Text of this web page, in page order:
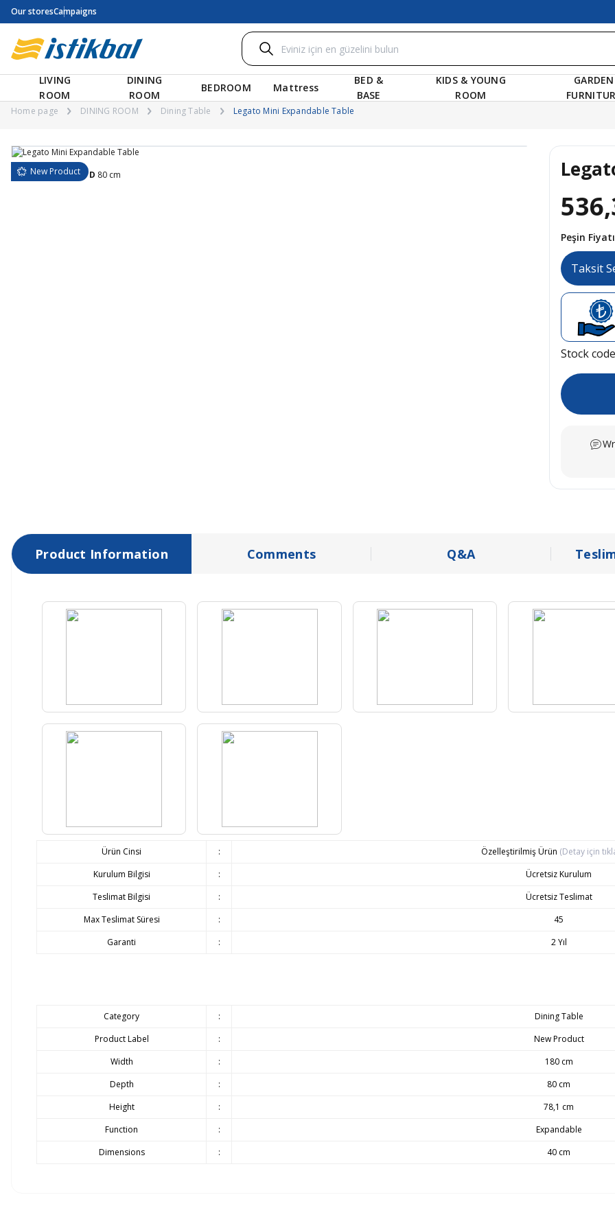
Our storesCampaigns
LIVING
ROOM
DINING
ROOM
BEDROOM Mattress
BED &
BASE
KIDS & YOUNG
ROOM
GARDEN
Home page DINING ROOM Dining Table Legato Mini Expandable Table
New Product
180 cm Y78,1 cmD 80 cm
Peşin
Taksit
Stock code
Product Information Comments Q&A
Ürün Cinsi : Özelleştirilmiş Ürün (Detay için
Kurulum Bilgisi
:
Ücretsiz Kurulum
Teslimat Bilgisi
:
Ücretsiz Teslimat
Max Teslimat Süresi
:
45
Garanti
: 2 Yıl
Category :
Dining Table
Product Label
:
New Product
Width
:
180 cm
Depth
:
80 cm
Height
:
78,1 cm
Function
:
Expandable
Dimensions
: 40 cm